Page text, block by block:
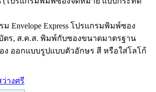
Envelope Express โปรแกรมพิมพ์ซอง
ตร, ส.ค.ส. พิมพ์กับซองขนาดมาตรฐาน
ง ออกแบบรูปแบบตัวอักษร สี หรือใส่โลโก้
ว่างศรี